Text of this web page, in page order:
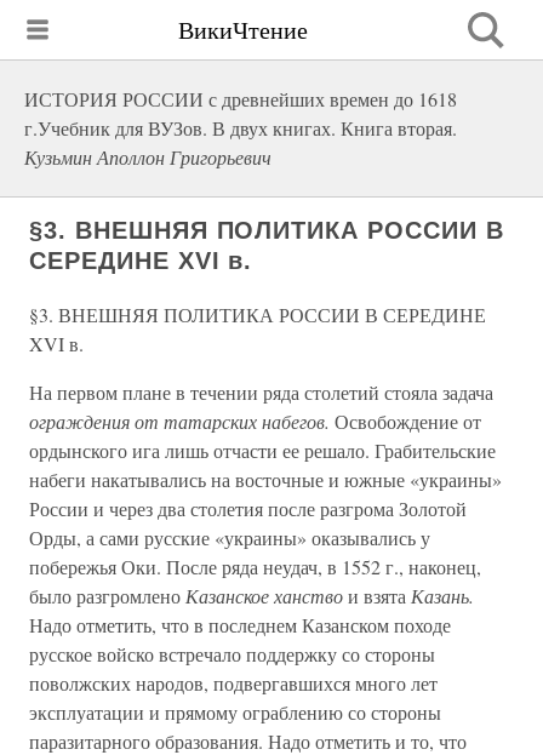
ВикиЧтение
ИСТОРИЯ РОССИИ с древнейших времен до 1618
г.Учебник для ВУЗов. В двух книгах. Книга вторая.
Кузьмин Аполлон Григорьевич
§3. ВНЕШНЯЯ ПОЛИТИКА РОССИИ В
СЕРЕДИНЕ XVI в.
§3. ВНЕШНЯЯ ПОЛИТИКА РОССИИ В СЕРЕДИНЕ
XVI в.
На первом плане в течении ряда столетий стояла задача
ограждения от татарских набегов. Освобождение от
ордынского ига лишь отчасти ее решало. Грабительские
набеги накатывались на восточные и южные «украины»
России и через два столетия после разгрома Золотой
Орды, а сами русские «украины» оказывались у
побережья Оки. После ряда неудач, в 1552 г., наконец,
было разгромлено Казанское ханствои взята Казань.
Надо отметить, что в последнем Казанском походе
русское войско встречало поддержку со стороны
поволжских народов, подвергавшихся много лет
эксплуатации и прямому ограблению со стороны
паразитарного образования. Надо отметить и то, что